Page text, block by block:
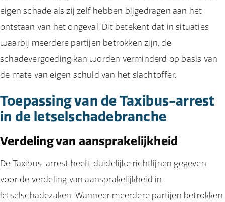
eigen schade als zij zelf hebben bijgedragen aan het
ontstaan van het ongeval. Dit betekent dat in situaties
waarbij meerdere partijen betrokken zijn, de
schadevergoeding kan worden verminderd op basis van
de mate van eigen schuld van het slachtoffer.
Toepassing van de Taxibus-arrest
in de letselschadebranche
Verdeling van aansprakelijkheid
De Taxibus-arrest heeft duidelijke richtlijnen gegeven
voor de verdeling van aansprakelijkheid in
letselschadezaken. Wanneer meerdere partijen betrokken